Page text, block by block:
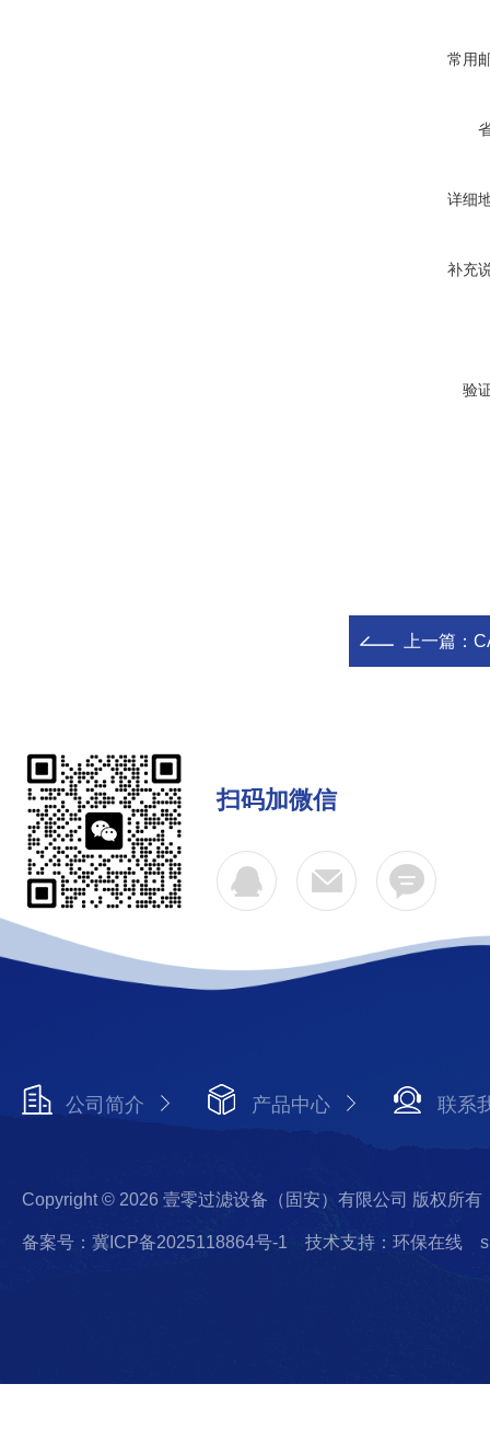
常用
详细
补充
验
上一篇：
扫码加微信
公司简介 产品中心 联系
Copyright © 2026 壹零过滤设备（固安）有限公司 版权所有
备案号：冀ICP备2025118864号-1 技术支持：环保在线